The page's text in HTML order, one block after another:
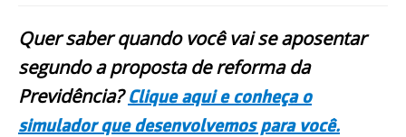
Quer saber quando você vai se aposentar
segundo a proposta de reforma da
Previdência?Clique aqui e conheça o
simulador que desenvolvemos para você.